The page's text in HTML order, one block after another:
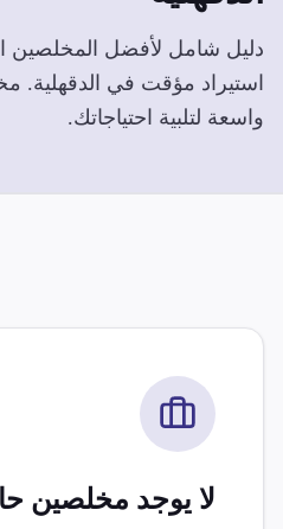
دليل شامل لأفضل المخلصين
استيراد مؤقت في الدقهلية.
واسعة لتلبية احتياجاتك.
لا يوجد مخلصين